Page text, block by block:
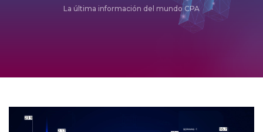
La última información del mundo CPA